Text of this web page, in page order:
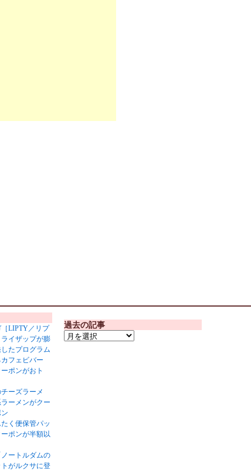
LIPTY／リプ
イザップが膨
たプログラム
フェビバー
ポンがおト
ーズラーメ
ーメンがクー
く便保管パッ
ポンが半額以
ートルダムの
がルクサに登
過去の記事